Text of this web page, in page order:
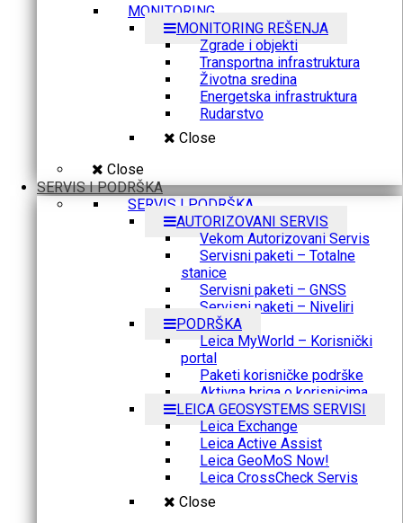
MONITORING
MONITORING REŠENJA
Zgrade i objekti
Transportna infrastruktura
Životna sredina
Energetska infrastruktura
Rudarstvo
Close
Close
SERVIS I PODRŠKA
SERVIS I PODRŠKA
AUTORIZOVANI SERVIS
Vekom Autorizovani Servis
Servisni paketi – Totalne
stanice
Servisni paketi – GNSS
Servisni paketi – Niveliri
PODRŠKA
Leica MyWorld – Korisnički
portal
Paketi korisničke podrške
Aktivna briga o korisnicima
LEICA GEOSYSTEMS SERVISI
Leica Exchange
Leica Active Assist
Leica GeoMoS Now!
Leica CrossCheck Servis
Close